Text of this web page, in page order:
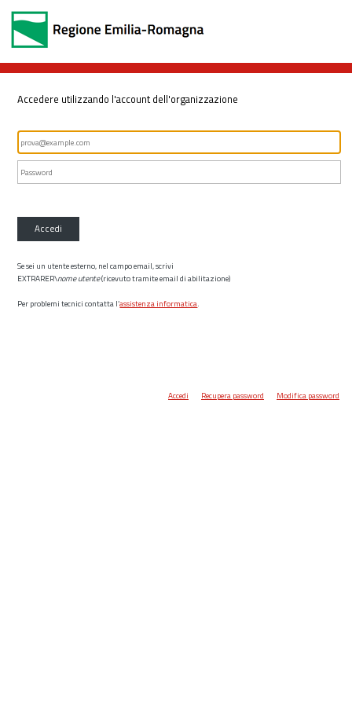
Accedere utilizzando l'account dell'organizzazione
Accedi
Se sei un utente esterno, nel campo email, scrivi
EXTRARER\nome utente(ricevuto tramite email di abilitazione)
Per problemi tecnici contatta l’assistenza informatica.
Accedi Recupera password Modifica password